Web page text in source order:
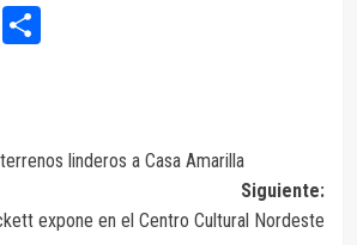
Compartir
linderos a Casa Amarilla
Siguiente:
expone en el Centro Cultural Nordeste